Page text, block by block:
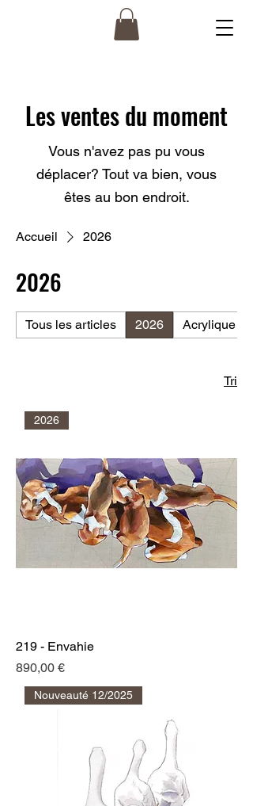
Les ventes du moment
Vous n'avez pas pu vous
déplacer? Tout va bien, vous
êtes au bon endroit.
Accueil 2026
2026
Tous les articles 2026 Acrylique
Tri
2026
219 - Envahie
Prix
890,00 €
Nouveauté 12/2025